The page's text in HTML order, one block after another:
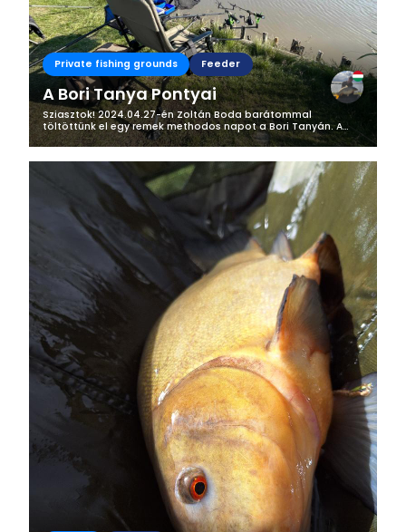
Private fishing grounds Feeder
A Bori Tanya Pontyai
Sziasztok! 2024.04.27-én Zoltán Boda barátommal
töltöttünk el egy remek methodos napot a Bori Tanyán. A
tegnap esti készületek után, reggel 6 óra után már kocsiban
ülve elindultunk túránkra,...